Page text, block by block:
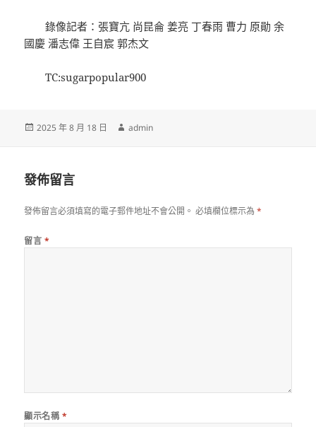
錄像記者：張寶亢 尚昆侖 姜亮 丁春雨 曹力 原勛 余
國慶 潘志偉 王自宸 郭杰文
TC:sugarpopular900
發
2025 年 8 月 18 日
作
admin
發佈留言
發佈留言必須填寫的電子郵件地址不會公開。 必填欄位標示為*
留言 *
顯示名稱 *